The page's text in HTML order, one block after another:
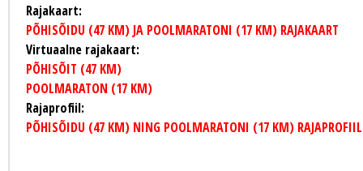
Rajakaart:
PÕHISÕIDU (47 KM) JA POOLMARATONI (17 KM) RAJAKAART
Virtuaalne rajakaart:
PÕHISÕIT (47 KM)
POOLMARATON (17 KM)
Rajaprofiil:
PÕHISÕIDU (47 KM) NING POOLMARATONI (17 KM) RAJAPROFIIL